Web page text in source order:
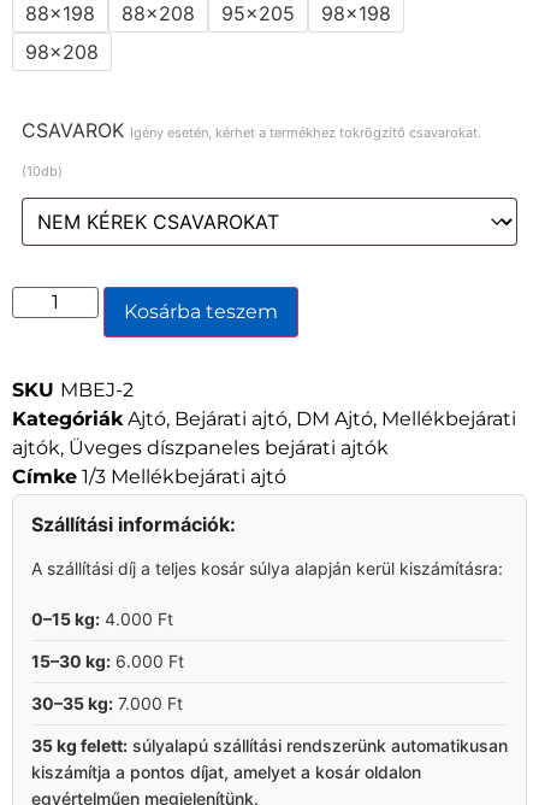
88x198 88x208 95x205
98x198
98x208
CSAVAROK Igény esetén, kérhet a termékhez tokrögzítő csavarokat.
(10db)
Kosárba teszem
SKU MBEJ-2
Kategóriák Ajtó, Bejárati ajtó, DM Ajtó, Mellékbejárati
ajtók, Üveges díszpaneles bejárati ajtók
Címke 1/3 Mellékbejárati ajtó
Szállítási információk:
A szállítási díj a teljes kosár súlya alapján kerül kiszámításra:
0–15 kg: 4.000 Ft
15–30 kg: 6.000 Ft
30–35 kg: 7.000 Ft
35 kg felett: súlyalapú szállítási rendszerünk automatikusan
kiszámítja a pontos díjat, amelyet a kosár oldalon
egyértelműen megjelenítünk.